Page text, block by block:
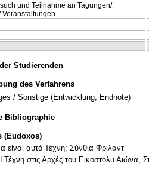
und Teilnahme an Tagungen/
Veranstaltungen
Studierenden
des Verfahrens
/ Sonstige (Entwicklung, Endnote)
Bibliographie
(Eudoxos)
είναι αυτό Τέχνη; Σύνθια Φρίλαντ
στις Αρχές του Εικοστολυ Αιώνα,